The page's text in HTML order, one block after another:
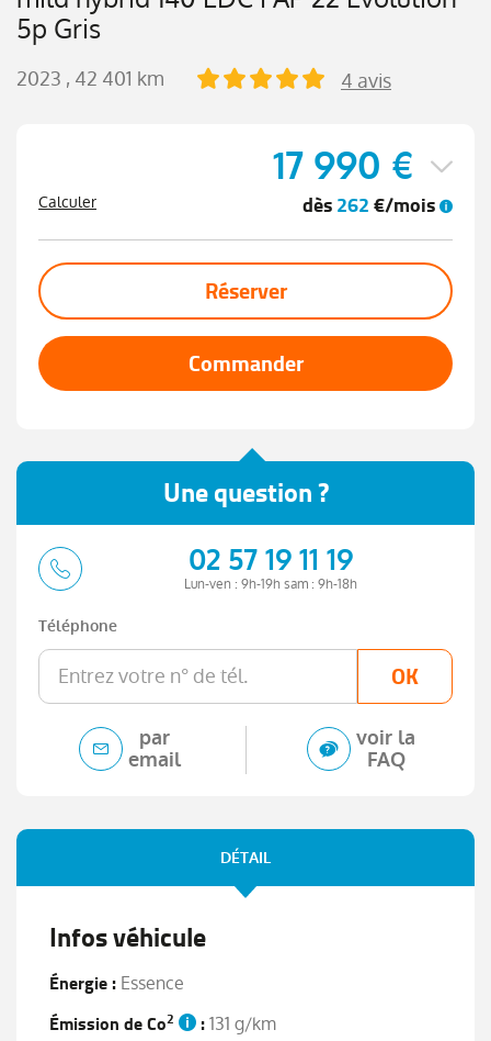
5p Gris
2023 , 42 401 km 4 avis
Calculer
17 990 €
dès262€/mois
Réserver
Commander
Une question ?
02 57 19 11 19
Lun-ven : 9h-19h sam : 9h-18h
Téléphone
OK
par
email
voir la
FAQ
DÉTAIL
Infos véhicule
Énergie : Essence
Émission de Co2 :131 g/km